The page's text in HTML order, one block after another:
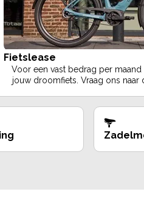
Fietslease
Voor een vast bedrag per
jouw droomfiets. Vraag ons naar